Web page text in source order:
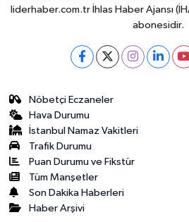
liderhaber.com.tr İhlas Haber Ajansı
abonesidir.
Nöbetçi Eczaneler
Hava Durumu
İstanbul Namaz Vakitleri
Trafik Durumu
Puan Durumu ve Fikstür
Tüm Manşetler
Son Dakika Haberleri
Haber Arşivi